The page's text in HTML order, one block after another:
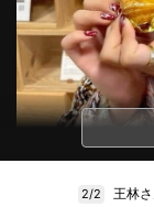
2/2 王林